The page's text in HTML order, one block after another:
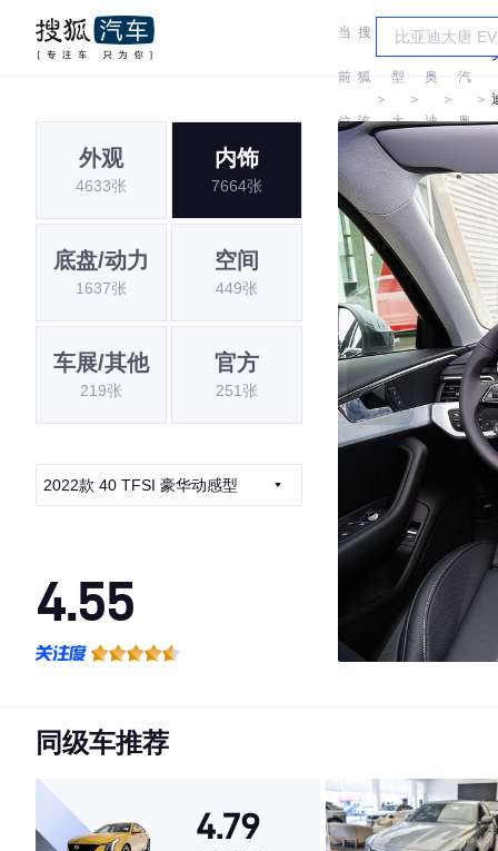
当
前
位
置:
搜
狐
汽
＞
车
型
大
全
＞
奥
迪
＞
一
汽
奥
＞
外观
4633张
内饰
7664张
底盘/动力
1637张
空间
449张
车展/其他
219张
官方
251张
2022款 40 TFSI 豪华动感型
4.55
·空间表现一般，低于63%同级车
同级车推荐
4.79